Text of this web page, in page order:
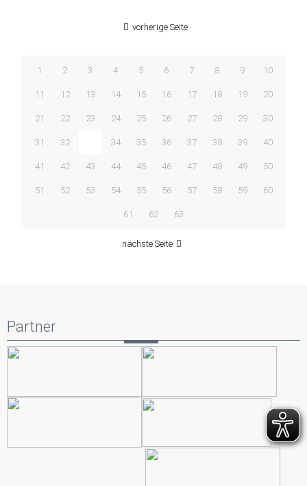
vorherige Seite
1 2 3 4 5 6 7 8 9 10
11 12 13 14 15 16 17 18 19 20
21 22 23 24 25 26 27 28 29 30
31 32 34 35 36 37 38 39 40
41 42 43 44 45 46 47 48 49 50
51 52 53 54 55 56 57 58 59 60
61 62 63
nächste Seite
Partner